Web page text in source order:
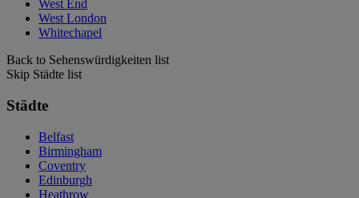
West End
West London
Whitechapel
Back to Sehenswürdigkeiten list
Skip Städte list
Städte
Belfast
Birmingham
Coventry
Edinburgh
Heathrow